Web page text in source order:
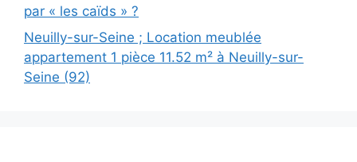
par « les caïds » ?
Neuilly-sur-Seine ; Location meublée
appartement 1 pièce 11.52 m² à Neuilly-sur-
Seine (92)